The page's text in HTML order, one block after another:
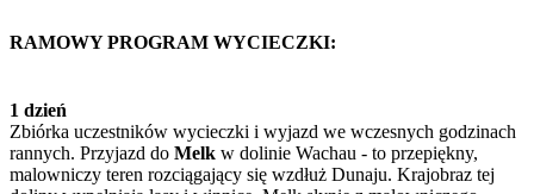
RAMOWY PROGRAM WYCIECZKI:
1 dzień
Zbiórka uczestników wycieczki i wyjazd we wczesnych godzinach
rannych. Przyjazd do Melk w dolinie Wachau - to przepiękny,
malowniczy teren rozciągający się wzdłuż Dunaju. Krajobraz tej